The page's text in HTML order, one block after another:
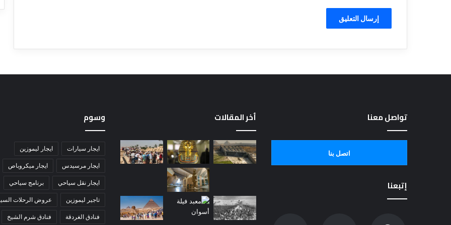
تواصل معنا
اتصل بنا
إتبعنا
أخر المقالات وسوم
ايجار سيارات ايجار ليموزين
ايجار مرسيدس ايجار ميكروباص
ايجار نقل سياحي برنامج سياحي
تاجير ليموزين عروض الرحلات
فنادق الغردقة فنادق شرم الشيخ